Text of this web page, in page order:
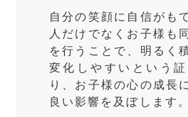
自分の笑顔に自信がも
人だけでなくお子様も
を行うことで、明るく
変化しやすいという
り、お子様の心の成長
良い影響を及ぼします。